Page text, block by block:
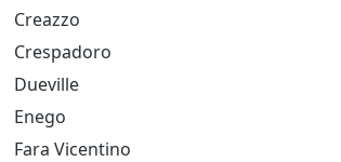
Creazzo
Crespadoro
Dueville
Enego
Fara Vicentino